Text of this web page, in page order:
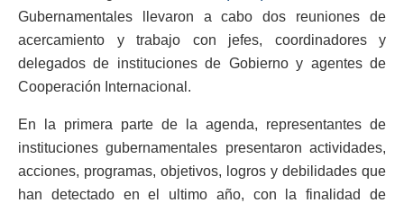
Gubernamentales llevaron a cabo dos reuniones de
acercamiento y trabajo con jefes, coordinadores y
delegados de instituciones de Gobierno y agentes de
Cooperación Internacional.
En la primera parte de la agenda, representantes de
instituciones gubernamentales presentaron actividades,
acciones, programas, objetivos, logros y debilidades que
han detectado en el ultimo año, con la finalidad de